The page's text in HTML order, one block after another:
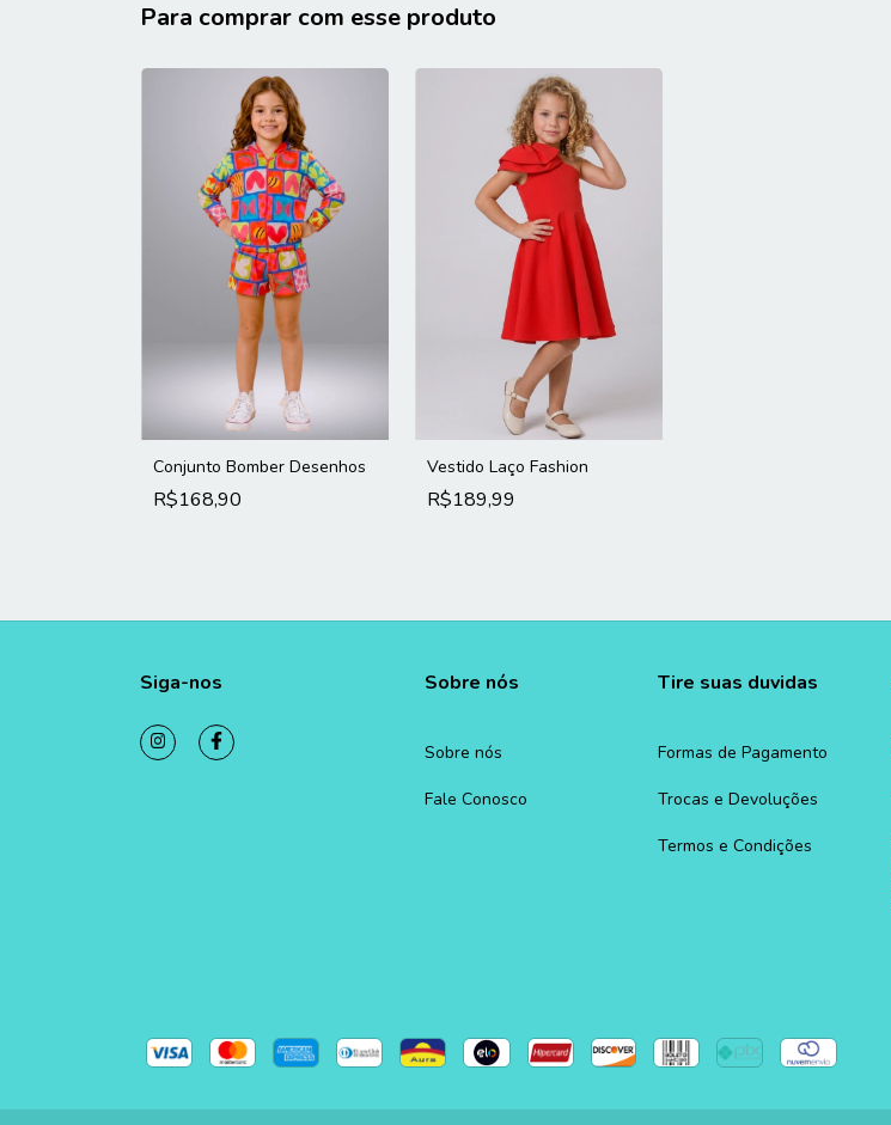
Para comprar com esse produto
Conjunto Bomber Desenhos
R$168,90
Vestido Laço Fashion
R$189,99
Siga-nos Sobre nós
Sobre nós
Fale Conosco
Tire suas duvidas
Formas de Pagamento
Trocas e Devoluções
Termos e Condições